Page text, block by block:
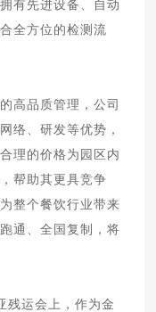
有先进设备、自动
全方位的检测流
高品质管理，公司
络、研发等优势，
理的价格为园区内
帮助其更具竞争
整个餐饮行业带来
通、全国复制，将
残运会上，作为金